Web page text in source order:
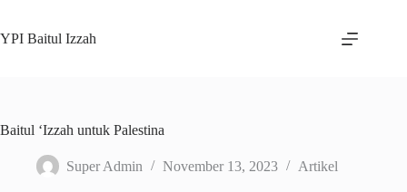
content
YPI Baitul Izzah
Baitul ‘Izzah untuk Palestina
Super Admin November 13, 2023 Artikel